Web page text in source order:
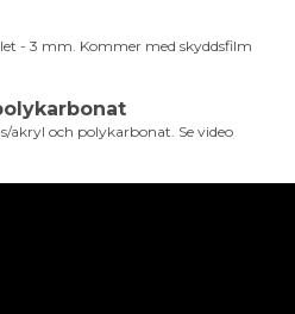
- 3 mm. Kommer med skyddsfilm
akryl och polykarbonat. Se video